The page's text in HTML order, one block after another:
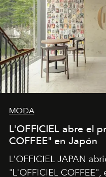
MODA
L'OFFICIEL abre el
COFFEE" en Japón
L'OFFICIEL JAPAN
"L'OFFICIEL